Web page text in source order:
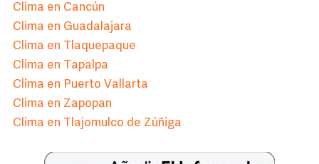
Clima en Cancún
Clima en Guadalajara
Clima en Tlaquepaque
Clima en Tapalpa
Clima en Puerto Vallarta
Clima en Zapopan
Clima en Tlajomulco de Zúñiga